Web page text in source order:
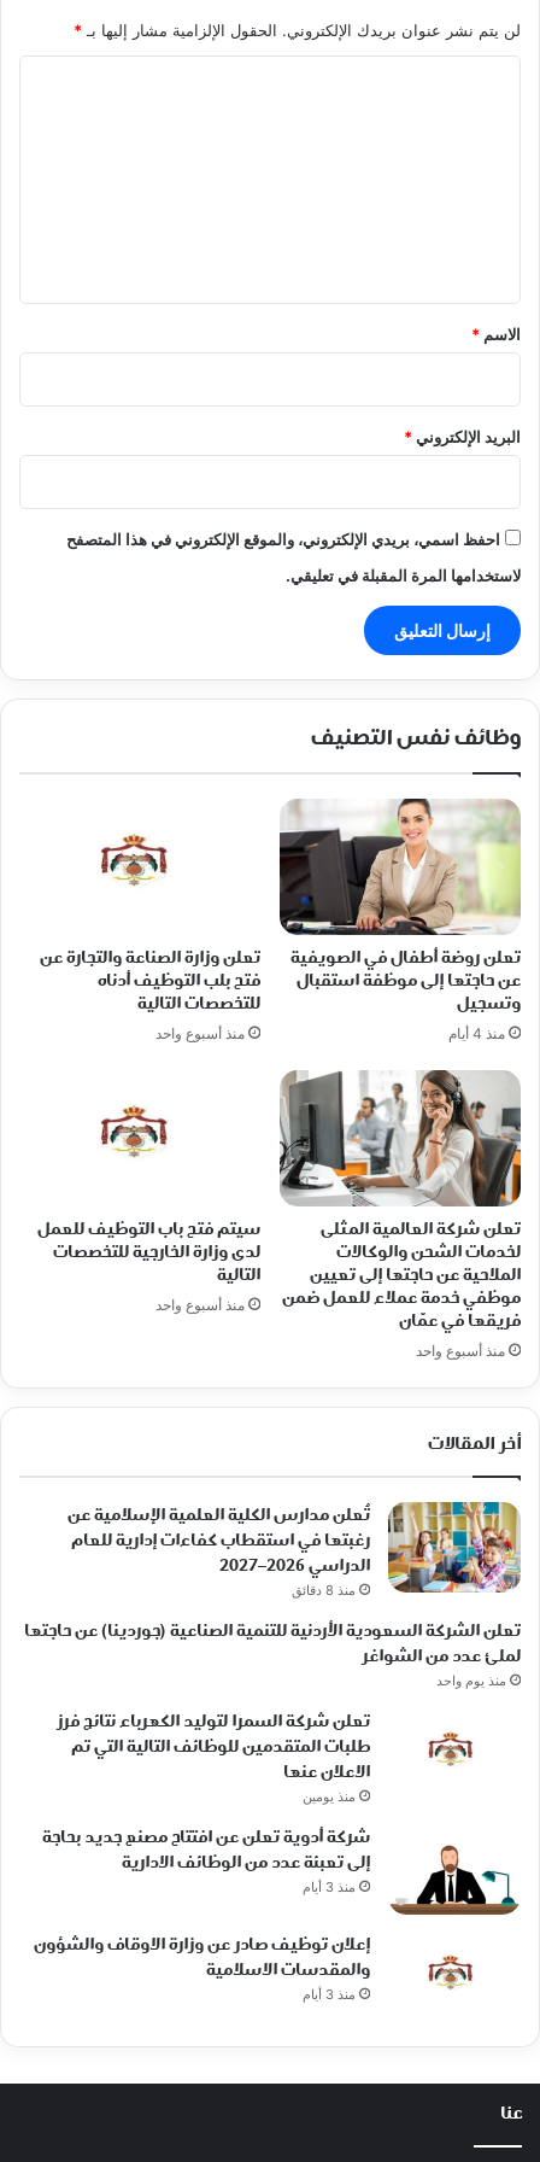
لن يتم نشر عنوان بريدك الإلكتروني. الحقول الإلزامية مشار إليها بـ *
*
الاسم *
البريد الإلكتروني*
احفظ اسمي، بريدي الإلكتروني، والموقع الإلكتروني في هذا المتصفح
لاستخدامها المرة المقبلة في تعليقي.
وظائف نفس التصنيف
تعلن روضة أطفال في الصويفية
عن حاجتها إلى موظفة استقبال
وتسجيل
منذ 4 أيام
تعلن وزارة الصناعة والتجارة عن
فتح بلب التوظيف أدناه
للتخصصات التالية
منذ أسبوع واحد
تعلن شركة العالمية المثلى
لخدمات الشحن والوكالات
الملاحية عن حاجتها إلى تعيين
موظفي خدمة عملاء للعمل ضمن
فريقها في عمّان
منذ أسبوع واحد
سيتم فتح باب التوظيف للعمل
لدى وزارة الخارجية للتخصصات
التالية
منذ أسبوع واحد
أخر المقالات
تُعلن مدارس الكلية العلمية الإسلامية عن
رغبتها في استقطاب كفاءات إدارية للعام
الدراسي 2026–2027
منذ 8 دقائق
تعلن الشركة السعودية الأردنية للتنمية الصناعية (جوردينا) عن حاجتها
لملئ عدد من الشواغر
منذ يوم واحد
تعلن شركة السمرا لتوليد الكهرباء نتائج فرز
طلبات المتقدمين للوظائف التالية التي تم
الاعلان عنها
منذ يومين
شركة أدوية تعلن عن افتتاح مصنع جديد بحاجة
إلى تعبئة عدد من الوظائف الادارية
منذ 3 أيام
إعلان توظيف صادر عن وزارة الاوقاف والشؤون
والمقدسات الاسلامية
منذ 3 أيام
عنا